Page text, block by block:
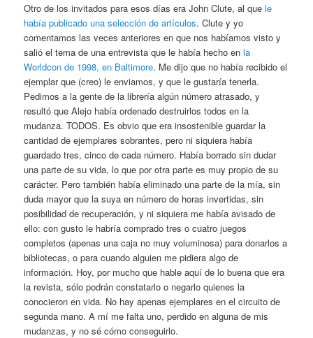
Otro de los invitados para esos días era John Clute, al quele
había publicado una selección de artículos. Clute y yo
comentamos las veces anteriores en que nos habíamos visto y
salió el tema de una entrevista que le había hecho enla
Worldcon de 1998, en Baltimore. Me dijo que no había recibido el
ejemplar que (creo) le enviamos, y que le gustaría tenerla.
Pedimos a la gente de la librería algún número atrasado, y
resultó que Alejo había ordenado destruirlos todos en la
mudanza. TODOS. Es obvio que era insostenible guardar la
cantidad de ejemplares sobrantes, pero ni siquiera había
guardado tres, cinco de cada número. Había borrado sin dudar
una parte de su vida, lo que por otra parte es muy propio de su
carácter. Pero también había eliminado una parte de la mía, sin
duda mayor que la suya en número de horas invertidas, sin
posibilidad de recuperación, y ni siquiera me había avisado de
ello: con gusto le habría comprado tres o cuatro juegos
completos (apenas una caja no muy voluminosa) para donarlos a
bibliotecas, o para cuando alguien me pidiera algo de
información. Hoy, por mucho que hable aquí de lo buena que era
la revista, sólo podrán constatarlo o negarlo quienes la
conocieron en vida. No hay apenas ejemplares en el circuito de
segunda mano. A mí me falta uno, perdido en alguna de mis
mudanzas, y no sé cómo conseguirlo.